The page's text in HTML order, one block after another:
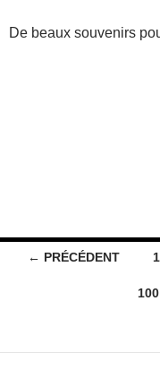
De beaux souvenirs
Navigation
← PRÉCÉDENT 1
100